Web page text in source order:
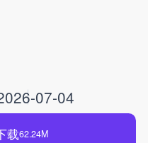
07-04
载62.24M